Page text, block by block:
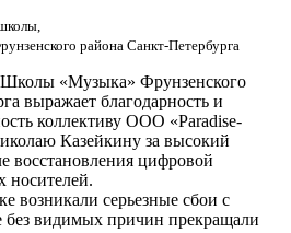
района Санкт-Петербурга
«Музыка» Фрунзенского
выражает благодарность и
коллективу ООО «Paradise-
Казейкину за высокий
восстановления цифровой
носителей.
возникали серьезные сбои с
без видимых причин прекращали